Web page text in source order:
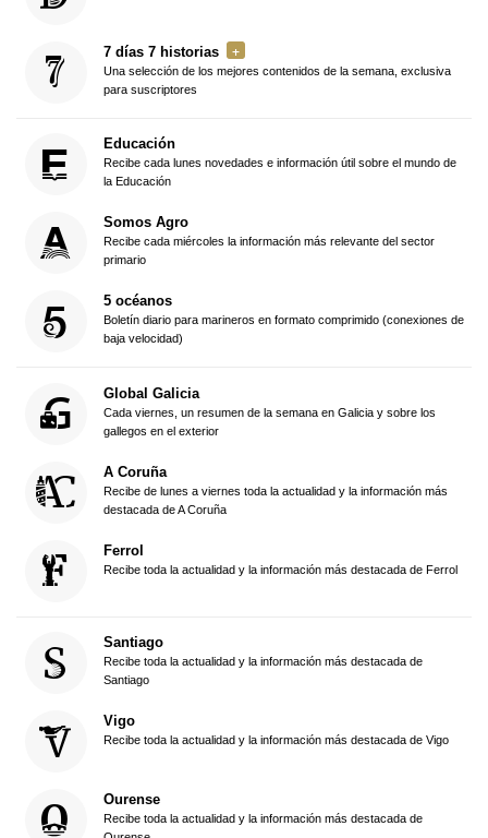
7 días 7 historias
Una selección de los mejores contenidos de la semana, exclusiva
para suscriptores
Educación
Recibe cada lunes novedades e información útil sobre el mundo de
la Educación
Somos Agro
Recibe cada miércoles la información más relevante del sector
primario
5 océanos
Boletín diario para marineros en formato comprimido (conexiones de
baja velocidad)
Global Galicia
Cada viernes, un resumen de la semana en Galicia y sobre los
gallegos en el exterior
A Coruña
Recibe de lunes a viernes toda la actualidad y la información más
destacada de A Coruña
Ferrol
Recibe toda la actualidad y la información más destacada de Ferrol
Santiago
Recibe toda la actualidad y la información más destacada de
Santiago
Vigo
Recibe toda la actualidad y la información más destacada de Vigo
Ourense
Recibe toda la actualidad y la información más destacada de